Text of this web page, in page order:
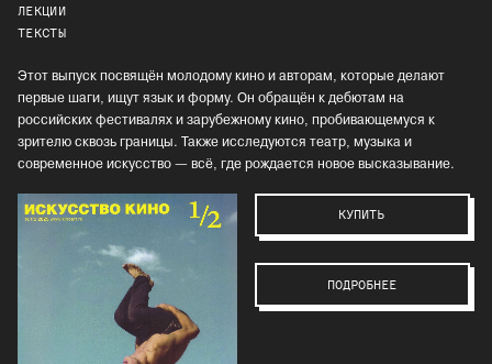
ЛЕКЦИИ
ТЕКСТЫ
Этот выпуск посвящён молодому кино и авторам, которые делают
первые шаги, ищут язык и форму. Он обращён к дебютам на
российских фестивалях и зарубежному кино, пробивающемуся к
зрителю сквозь границы. Также исследуются театр, музыка и
современное искусство — всё, где рождается новое высказывание.
КУПИТЬ
ПОДРОБНЕЕ